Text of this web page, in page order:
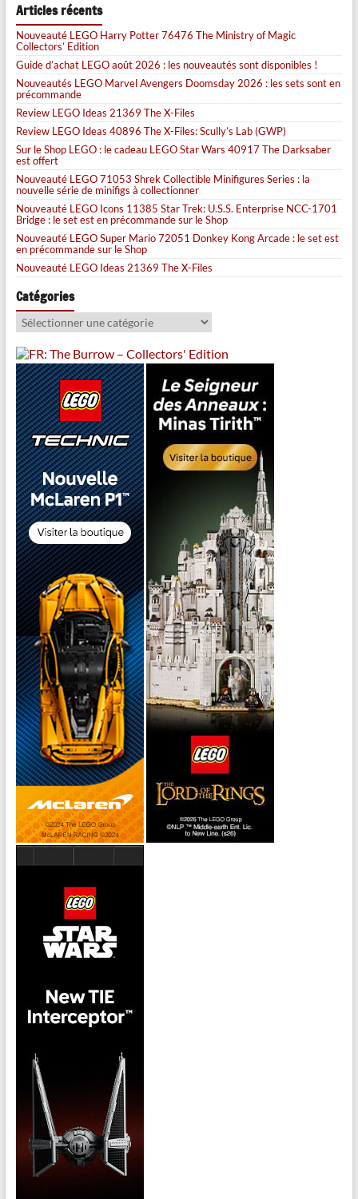
Articles récents
Nouveauté LEGO Harry Potter 76476 The Ministry of Magic
Collectors’ Edition
Guide d’achat LEGO août 2026 : les nouveautés sont disponibles !
Nouveautés LEGO Marvel Avengers Doomsday 2026 : les sets sont en
précommande
Review LEGO Ideas 21369 The X-Files
Review LEGO Ideas 40896 The X-Files: Scully’s Lab (GWP)
Sur le Shop LEGO : le cadeau LEGO Star Wars 40917 The Darksaber
est offert
Nouveauté LEGO 71053 Shrek Collectible Minifigures Series : la
nouvelle série de minifigs à collectionner
Nouveauté LEGO Icons 11385 Star Trek: U.S.S. Enterprise NCC-1701
Bridge : le set est en précommande sur le Shop
Nouveauté LEGO Super Mario 72051 Donkey Kong Arcade : le set est
en précommande sur le Shop
Nouveauté LEGO Ideas 21369 The X-Files
Catégories
Catégories